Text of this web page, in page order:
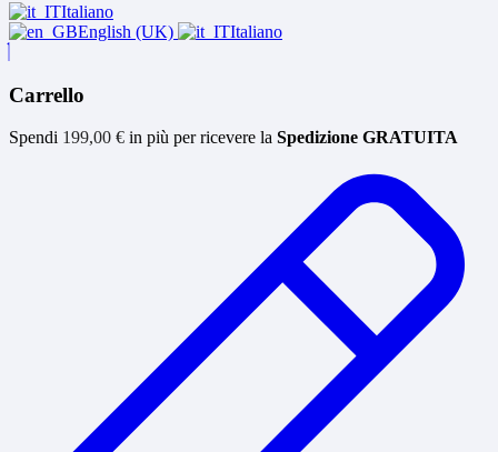
Italiano
English (UK)
Italiano
Carrello
Spendi 199,00 € in più per ricevere la Spedizione GRATUITA